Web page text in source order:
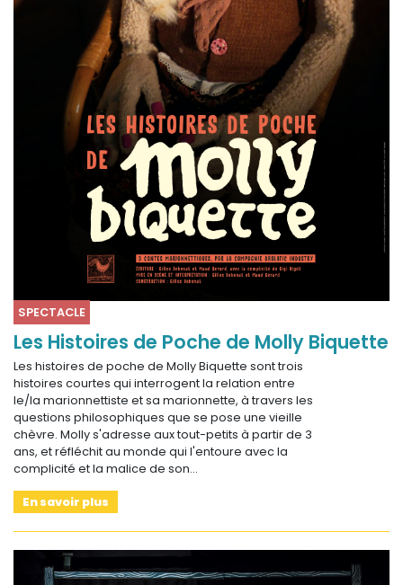
SPECTACLE
Les Histoires de Poche de Molly Biquette
Les histoires de poche de Molly Biquette sont trois
histoires courtes qui interrogent la relation entre
le/la marionnettiste et sa marionnette, à travers les
questions philosophiques que se pose une vieille
chèvre. Molly s'adresse aux tout-petits à partir de 3
ans, et réfléchit au monde qui l'entoure avec la
complicité et la malice de son…
En savoir plus